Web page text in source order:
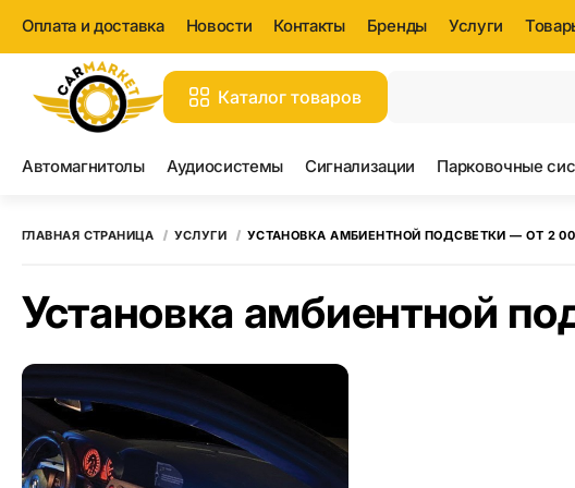
Оплата и доставка Новости Контакты Бренды Услуги
Каталог товаров
Все
Автомагнитолы Аудиосистемы Сигнализации Парковочные
ГЛАВНАЯ СТРАНИЦА УСЛУГИ УСТАНОВКА АМБИЕНТНОЙ ПОДСВЕТКИ — ОТ 2
Установка амбиентной